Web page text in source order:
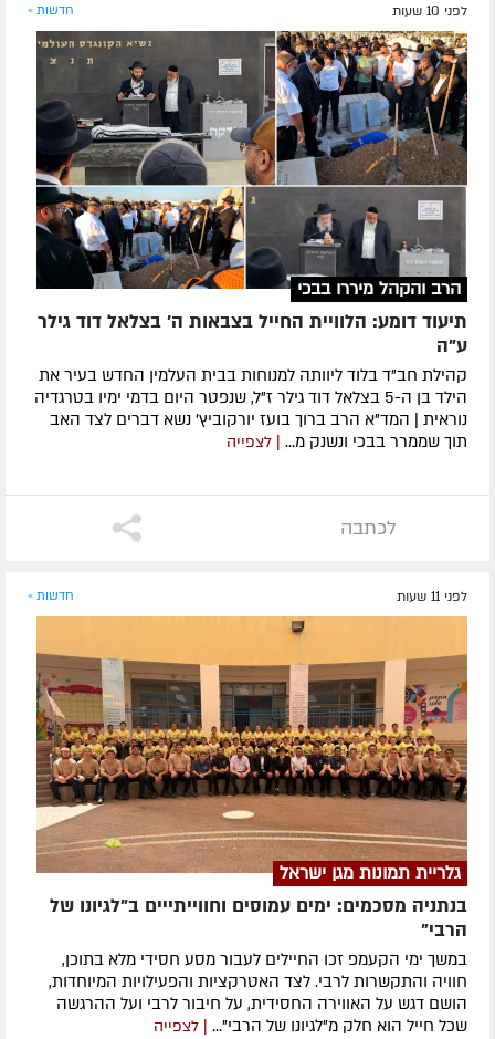
לפני 10 שעות חדשות »
הרב והקהל מיררו בבכי
תיעוד דומע: הלוויית החייל בצבאות ה' בצלאל דוד גילר
ע"ה
קהילת חב"ד בלוד ליוותה למנוחות בבית העלמין החדש בעיר את
הילד בן ה-5 בצלאל דוד גילר ז"ל, שנפטר היום בדמי ימיו בטרגדיה
נוראית | המד"א הרב ברוך בועז יורקוביץ' נשא דברים לצד האב
תוך שממרר בבכי ונשנק מ... | לצפייה
לכתבה
לפני 11 שעות חדשות »
גלריית תמונות מגן ישראל
בנתניה מסכמים: ימים עמוסים וחווייתייים ב"לגיונו של
הרבי"
במשך ימי הקעמפ זכו החיילים לעבור מסע חסידי מלא בתוכן,
חוויה והתקשרות לרבי. לצד האטרקציות והפעילויות המיוחדות,
הושם דגש על האווירה החסידית, על חיבור לרבי ועל ההרגשה
שכל חייל הוא חלק מ"לגיונו של הרבי"...
| לצפייה